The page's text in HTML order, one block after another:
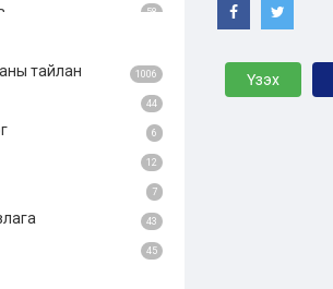
58
3
34
тайлан
1006
44
6
12
7
43
45
Үзэх